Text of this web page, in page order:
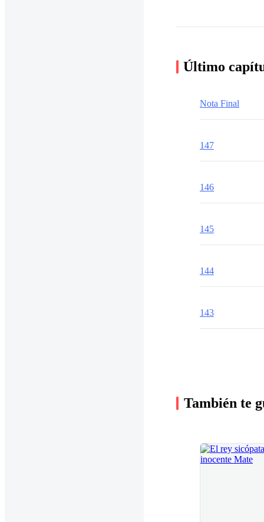
Último
Nota Final
147
146
145
144
143
También te